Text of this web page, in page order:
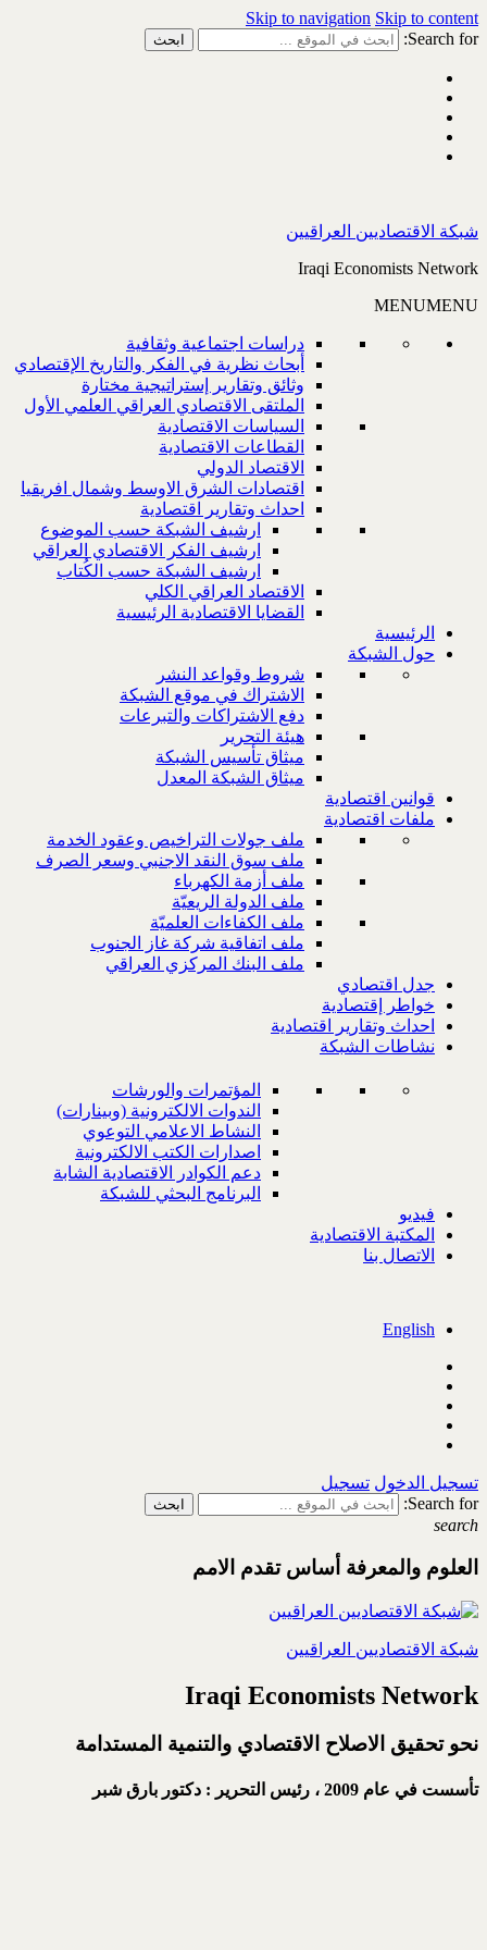
Skip to navigation Skip to content
Search for:
شبكة الاقتصاديين العراقيين
Iraqi Economists Network
MENUMENU
دراسات اجتماعية وثقافية
أبحاث نظرية في الفكر والتاريخ الإقتصادي
وثائق وتقارير إستراتيجية مختارة
الملتقى الاقتصادي العراقي العلمي الأول
السياسات الاقتصادية
القطاعات الاقتصادية
الاقتصاد الدولي
اقتصادات الشرق الاوسط وشمال افريقيا
احداث وتقارير اقتصادية
ارشيف الشبكة حسب الموضوع
ارشيف الفكر الاقتصادي العراقي
ارشيف الشبكة حسب الكُتاب
الاقتصاد العراقي الكلي
القضايا الاقتصادية الرئيسية
الرئيسية
حول الشبكة
شروط وقواعد النشر
الاشتراك في موقع الشبكة
دفع الاشتراكات والتبرعات
هيئة التحرير
ميثاق تأسيس الشبكة
ميثاق الشبكة المعدل
قوانين اقتصادية
ملفات اقتصادية
ملف جولات التراخيص وعقود الخدمة
ملف سوق النقد الاجنبي وسعر الصرف
ملف أزمة الكهرباء
ملف الدولة الريعيّة
ملف الكفاءات العلميّة
ملف اتفاقية شركة غاز الجنوب
ملف البنك المركزي العراقي
جدل اقتصادي
خواطر إقتصادية
احداث وتقارير اقتصادية
نشاطات الشبكة
المؤتمرات والورشات
الندوات الالكترونية (وبينارات)
النشاط الاعلامي التوعوي
اصدارات الكتب الالكترونية
دعم الكوادر الاقتصادية الشابة
البرنامج البحثي للشبكة
فيديو
المكتبة الاقتصادية
الاتصال بنا
English
تسجيل الدخول تسجيل
Search for:
search
العلوم والمعرفة أساس تقدم الامم
شبكة الاقتصاديين العراقيين
Iraqi Economists Network
نحو تحقيق الاصلاح الاقتصادي والتنمية المستدامة
تأسست في عام 2009 ، رئيس التحرير : دكتور بارق شبر